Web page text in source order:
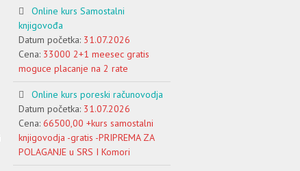
Online kurs Samostalni
knjigovođa
Datum početka: 31.07.2026
Cena: 33000 2+1 meesec gratis
moguce placanje na 2 rate
Online kurs poreski računovodja
Datum početka: 31.07.2026
Cena: 66500,00 +kurs samostalni
knjigovodja -gratis -PRIPREMA ZA
POLAGANJE u SRS I Komori